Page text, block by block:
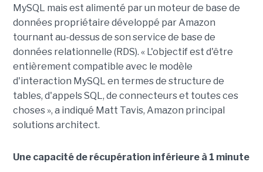
MySQL mais est alimenté par un moteur de base de
données propriétaire développé par Amazon
tournant au-dessus de son service de base de
données relationnelle (RDS). « L'objectif est d'être
entièrement compatible avec le modèle
d'interaction MySQL en termes de structure de
tables, d'appels SQL, de connecteurs et toutes ces
choses », a indiqué Matt Tavis, Amazon principal
solutions architect.
Une capacité de récupération inférieure à 1 minute